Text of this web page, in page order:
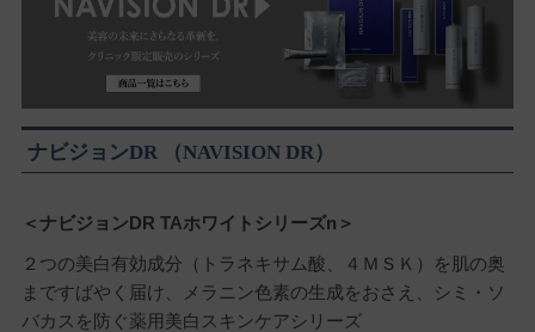
ナビジョンDR （NAVISION DR）
＜ナビジョンDR TAホワイトシリーズn＞
２つの美白有効成分（トラネキサム酸、４ＭＳＫ）を肌の奥
まですばやく届け、メラニン色素の生成をおさえ、シミ・ソ
バカスを防ぐ薬用美白スキンケアシリーズ